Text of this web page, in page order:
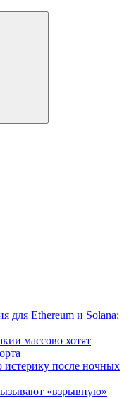
для Ethereum и Solana:
массово хотят
истерику после ночных
«взрывную»